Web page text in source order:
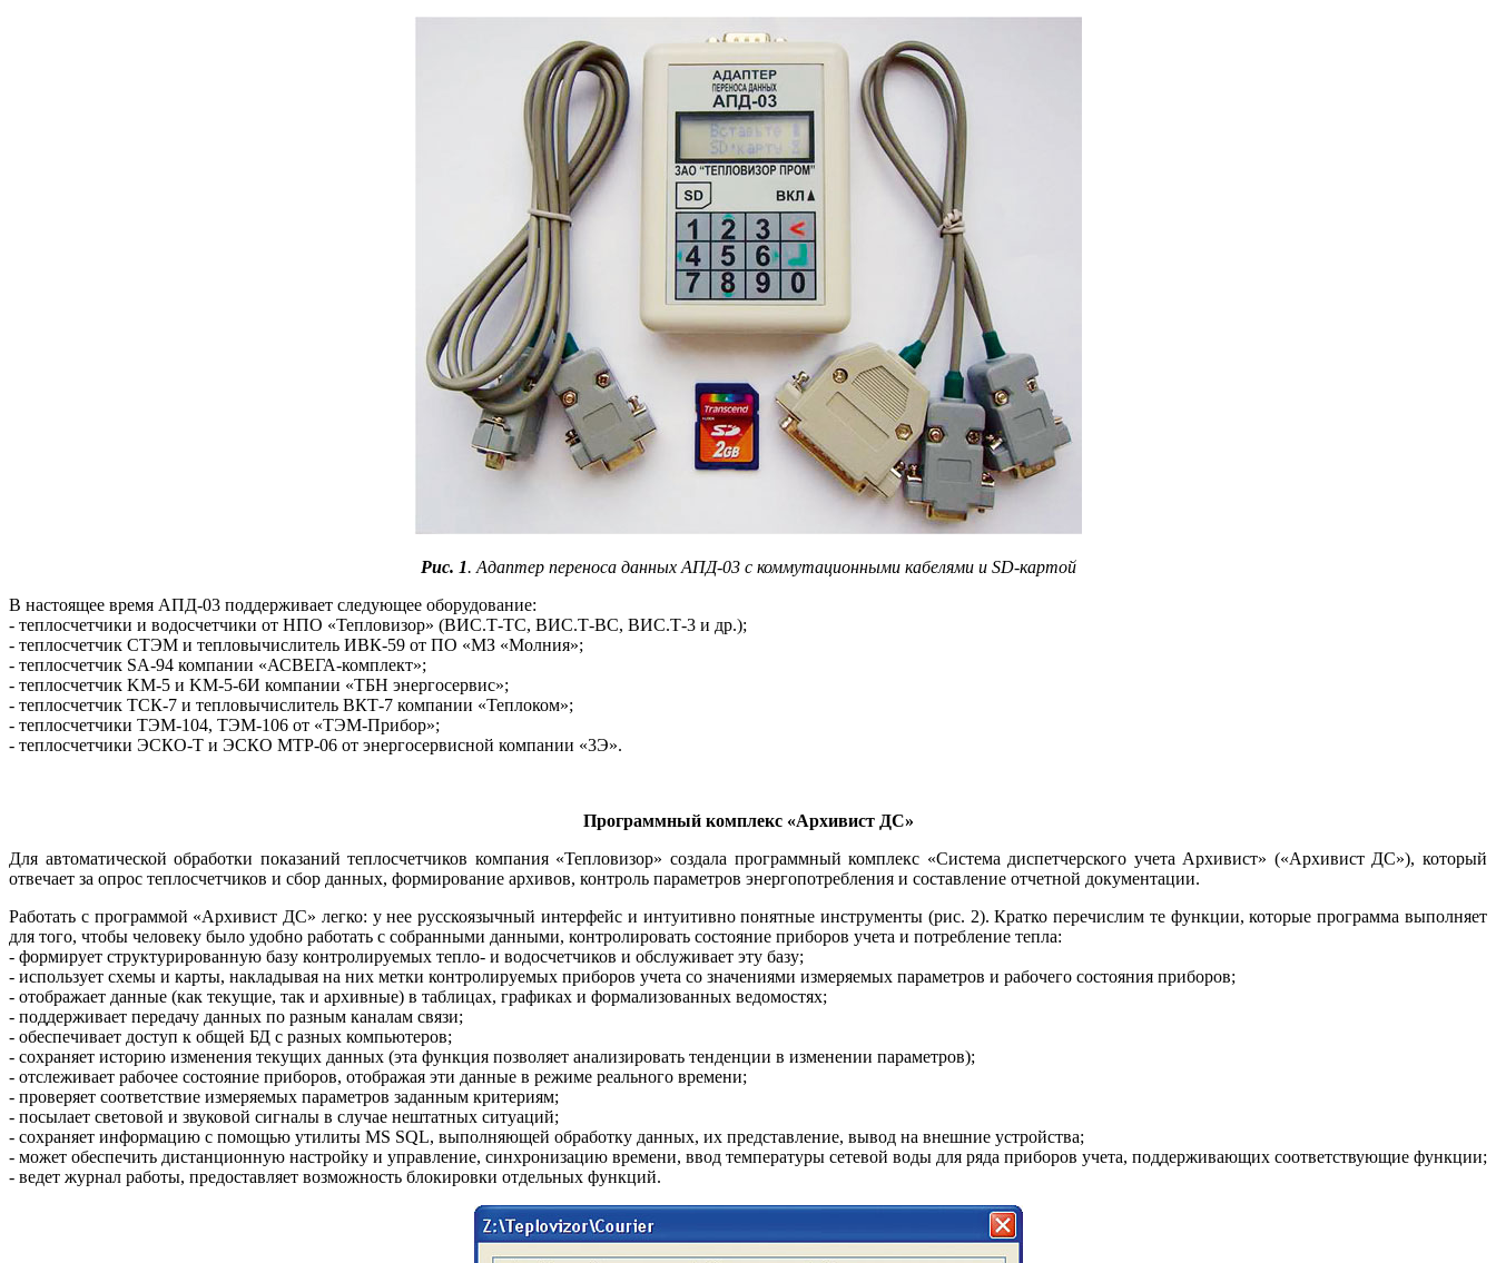
Рис. 1. Адаптер переноса данных АПД-03 с коммутационными кабелями и SD-картой
В настоящее время АПД-03 поддерживает следующее оборудование:
- теплосчетчики и водосчетчики от НПО «Тепловизор» (ВИС.Т-ТС, ВИС.Т-ВС, ВИС.Т-3 и др.);
- теплосчетчик СТЭМ и тепловычислитель ИВК-59 от ПО «МЗ «Молния»;
- теплосчетчик SA-94 компании «АСВЕГА-комплект»;
- теплосчетчик KM-5 и KM-5-6И компании «ТБН энергосервис»;
- теплосчетчик ТСК-7 и тепловычислитель ВКТ-7 компании «Теплоком»;
- теплосчетчики ТЭМ-104, ТЭМ-106 от «ТЭМ-Прибор»;
- теплосчетчики ЭСКО-Т и ЭСКО МТР-06 от энергосервисной компании «3Э».
Программный комплекс «Архивист ДС»
Для автоматической обработки показаний теплосчетчиков компания «Тепловизор» создала программный комплекс «Система диспетчерского учета Архивист» («Архивист ДС»), который
отвечает за опрос теплосчетчиков и сбор данных, формирование архивов, контроль параметров энергопотребления и составление отчетной документации.
Работать с программой «Архивист ДС» легко: у нее русскоязычный интерфейс и интуитивно понятные инструменты (рис. 2). Кратко перечислим те функции, которые программа выполняет
для то­го, чтобы человеку бы­ло удобно работать с собранными данными, контролировать состояние приборов учета и потребление тепла:
- формирует структурированную ба­зу контролируемых тепло- и водосчетчиков и обслуживает эту базу;
- использует схемы и карты, накладывая на них метки контролируемых приборов учета со значениями измеряемых параметров и рабочего состояния приборов;
- отображает данные (как текущие, так и архивные) в таблицах, графиках и формализованных ведомостях;
- поддерживает передачу данных по разным каналам связи;
- обеспечивает доступ к общей БД с разных компьютеров;
- сохраняет историю изменения текущих данных (эта функция позволяет анализировать тенденции в изменении параметров);
- отслеживает рабочее состояние приборов, отображая эти данные в режиме реального времени;
- проверяет соответствие измеряемых параметров заданным критериям;
- посылает световой и звуковой сигналы в случае нештатных ситуаций;
- сохраняет информацию с помощью утилиты MS SQL, выполняющей обработку данных, их представление, вывод на внешние устройства;
- может обеспечить дистанционную настройку и управление, синхронизацию времени, ввод температуры сетевой во­ды для ря­да приборов учета, поддерживающих соответствующие функции;
- ведет журнал работы, предоставляет возможность блокировки отдельных функций.